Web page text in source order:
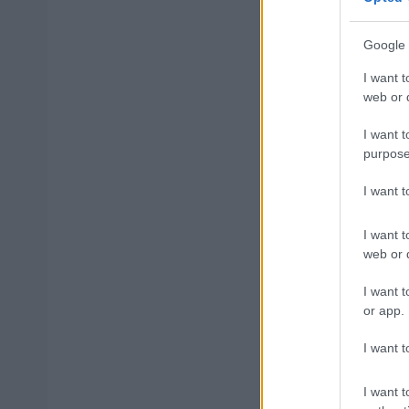
Google
I want
web or
I want
I want
I want
web or
I want
or app.
I want
I want
Μάθε
ΑΣΕΠ: